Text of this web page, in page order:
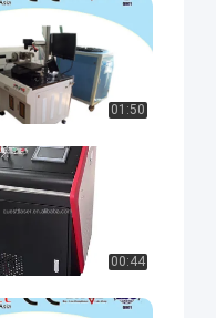
01:50
00:44